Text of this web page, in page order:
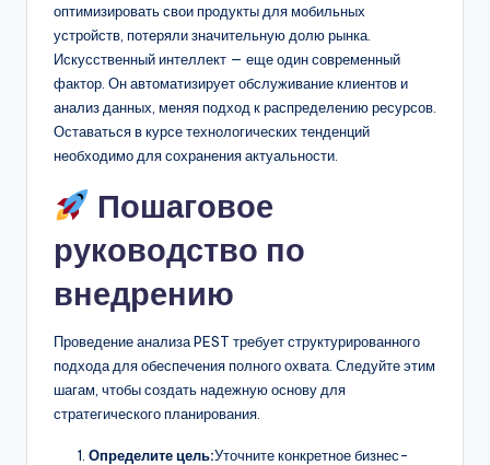
оптимизировать свои продукты для мобильных
устройств, потеряли значительную долю рынка.
Искусственный интеллект — еще один современный
фактор. Он автоматизирует обслуживание клиентов и
анализ данных, меняя подход к распределению ресурсов.
Оставаться в курсе технологических тенденций
необходимо для сохранения актуальности.
Пошаговое
руководство по
внедрению
Проведение анализа PEST требует структурированного
подхода для обеспечения полного охвата. Следуйте этим
шагам, чтобы создать надежную основу для
стратегического планирования.
Определите цель:Уточните конкретное бизнес-